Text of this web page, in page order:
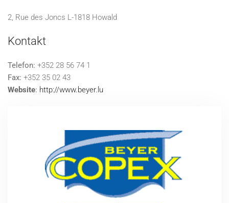
2, Rue des Joncs L-1818 Howald
Kontakt
Telefon: +352 28 56 74 1
Fax: +352 35 02 43
Website: http://www.beyer.lu